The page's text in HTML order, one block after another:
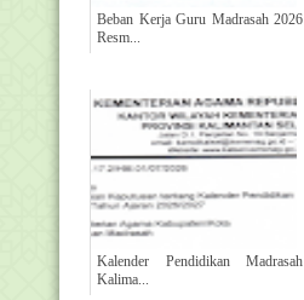
Beban Kerja Guru Madrasah 2026
Resm...
Kalender Pendidikan Madrasah
Kalima...